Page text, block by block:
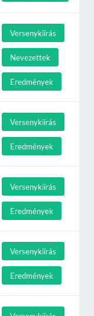
Versenykiírás
Nevezettek
Eredmények
Versenykiírás
Eredmények
Versenykiírás
Eredmények
Versenykiírás
Eredmények